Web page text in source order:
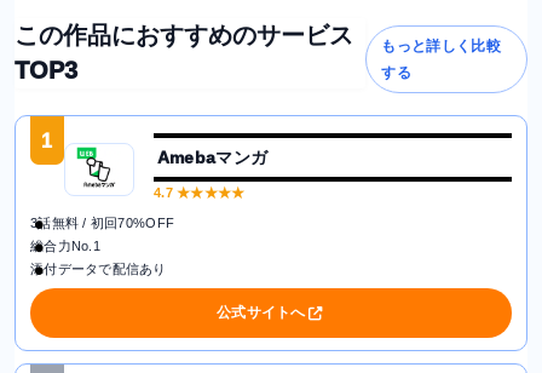
この作品におすすめのサービス
TOP3
もっと詳しく比較
する
1
Amebaマンガ
4.7★★★★★
3話無料 / 初回70%OFF
総合力No.1
添付データで配信あり
公式サイトへ